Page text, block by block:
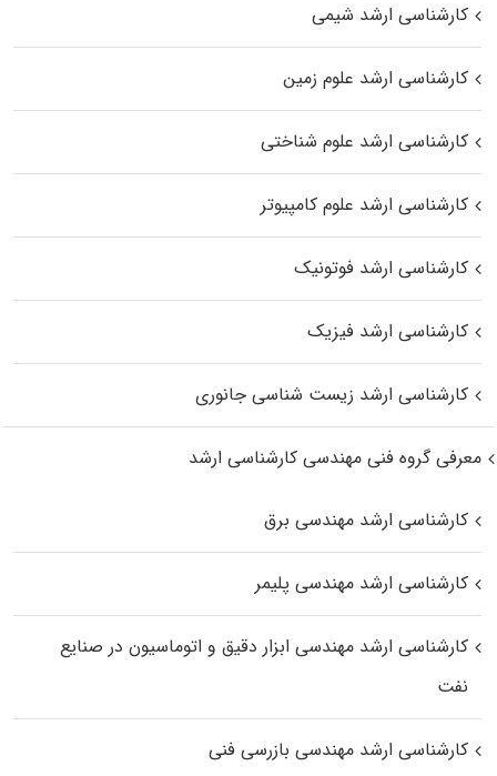
کارشناسی ارشد شیمی
کارشناسی ارشد علوم زمین
کارشناسی ارشد علوم شناختی
کارشناسی ارشد علوم کامپیوتر
کارشناسی ارشد فوتونیک
کارشناسی ارشد فیزیک
کارشناسی ارشد زیست‌ شناسی جانوری
معرفی گروه فنی مهندسی کارشناسی ارشد
کارشناسی ارشد مهندسی برق
کارشناسی ارشد مهندسی پلیمر
کارشناسی ارشد مهندسی ابزار دقیق و اتوماسیون در صنایع
نفت
کارشناسی ارشد مهندسی بازرسی فنی